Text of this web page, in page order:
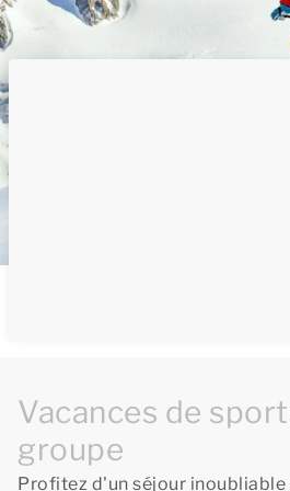
Vacances de
groupe
Profitez d'un séjour inoubliable